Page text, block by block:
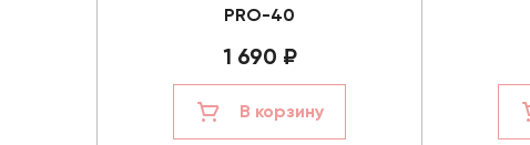
PRO-40
1 690 ₽
В корзину